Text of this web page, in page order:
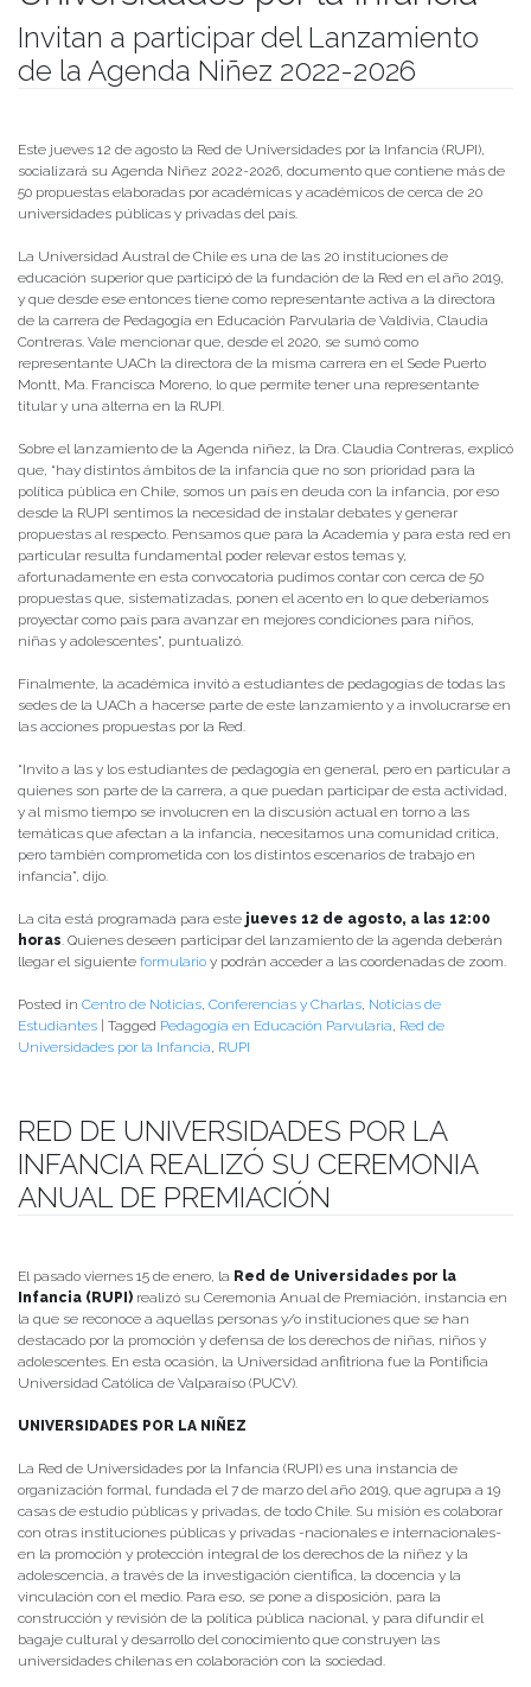
Invitan a participar del Lanzamiento
de la Agenda Niñez 2022-2026
Este jueves 12 de agosto la Red de Universidades por la Infancia (RUPI),
socializará su Agenda Niñez 2022-2026, documento que contiene más de
50 propuestas elaboradas por académicas y académicos de cerca de 20
universidades públicas y privadas del país.
La Universidad Austral de Chile es una de las 20 instituciones de
educación superior que participó de la fundación de la Red en el año 2019,
y que desde ese entonces tiene como representante activa a la directora
de la carrera de Pedagogía en Educación Parvularia de Valdivia, Claudia
Contreras. Vale mencionar que, desde el 2020, se sumó como
representante UACh la directora de la misma carrera en el Sede Puerto
Montt, Ma. Francisca Moreno, lo que permite tener una representante
titular y una alterna en la RUPI.
Sobre el lanzamiento de la Agenda niñez, la Dra. Claudia Contreras, explicó
que, “hay distintos ámbitos de la infancia que no son prioridad para la
política pública en Chile, somos un país en deuda con la infancia, por eso
desde la RUPI sentimos la necesidad de instalar debates y generar
propuestas al respecto. Pensamos que para la Academia y para esta red en
particular resulta fundamental poder relevar estos temas y,
afortunadamente en esta convocatoria pudimos contar con cerca de 50
propuestas que, sistematizadas, ponen el acento en lo que deberíamos
proyectar como país para avanzar en mejores condiciones para niños,
niñas y adolescentes”, puntualizó.
Finalmente, la académica invitó a estudiantes de pedagogías de todas las
sedes de la UACh a hacerse parte de este lanzamiento y a involucrarse en
las acciones propuestas por la Red.
“Invito a las y los estudiantes de pedagogía en general, pero en particular a
quienes son parte de la carrera, a que puedan participar de esta actividad,
y al mismo tiempo se involucren en la discusión actual en torno a las
temáticas que afectan a la infancia, necesitamos una comunidad crítica,
pero también comprometida con los distintos escenarios de trabajo en
infancia”, dijo.
La cita está programada para este jueves 12 de agosto, a las 12:00
horas. Quienes deseen participar del lanzamiento de la agenda deberán
llegar el siguiente formulario y podrán acceder a las coordenadas de zoom.
Posted in Centro de Noticias, Conferencias y Charlas, Noticias de
Estudiantes | Tagged Pedagogía en Educación Parvularia, Red de
Universidades por la Infancia, RUPI
RED DE UNIVERSIDADES POR LA
INFANCIA REALIZÓ SU CEREMONIA
ANUAL DE PREMIACIÓN
El pasado viernes 15 de enero, la Red de Universidades por la
Infancia (RUPI) realizó su Ceremonia Anual de Premiación, instancia en
la que se reconoce a aquellas personas y/o instituciones que se han
destacado por la promoción y defensa de los derechos de niñas, niños y
adolescentes. En esta ocasión, la Universidad anfitriona fue la Pontificia
Universidad Católica de Valparaíso (PUCV).
UNIVERSIDADES POR LA NIÑEZ
La Red de Universidades por la Infancia (RUPI) es una instancia de
organización formal, fundada el 7 de marzo del año 2019, que agrupa a 19
casas de estudio públicas y privadas, de todo Chile. Su misión es colaborar
con otras instituciones públicas y privadas -nacionales e internacionales-
en la promoción y protección integral de los derechos de la niñez y la
adolescencia, a través de la investigación científica, la docencia y la
vinculación con el medio. Para eso, se pone a disposición, para la
construcción y revisión de la política pública nacional, y para difundir el
bagaje cultural y desarrollo del conocimiento que construyen las
universidades chilenas en colaboración con la sociedad.